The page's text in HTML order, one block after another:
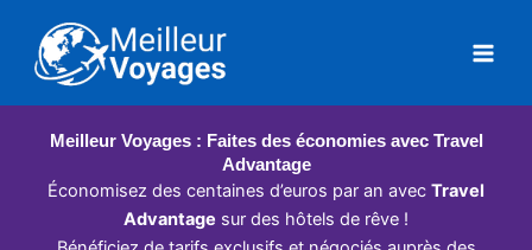
contenu
Meilleur Voyages : Faites des économies avec Travel
Advantage
Économisez des centaines d’euros par an avec Travel
Advantage sur des hôtels de rêve !